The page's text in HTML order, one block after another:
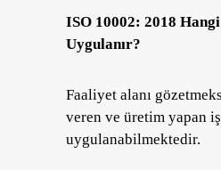
ISO 10002: 2018
Uygulanır?
Faaliyet alanı
veren ve üretim yapan
uygulanabilmektedir.